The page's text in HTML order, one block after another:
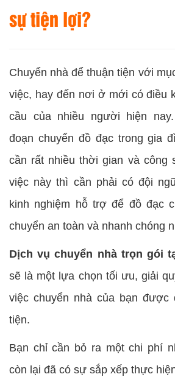
sự tiện lợi?
Chuyển nhà để thuận tiện với
việc, hay đến nơi ở mới có điều
cầu của nhiều người hiện
đoạn chuyển đồ đạc trong gia
cần rất nhiều thời gian và
việc này thì cần phải có đội
kinh nghiệm hỗ trợ để đồ đạc
chuyển an toàn và nhanh chóng
Dịch vụ chuyển nhà trọn gói
sẽ là một lựa chọn tối ưu, giải
việc chuyển nhà của bạn được
tiện.
Bạn chỉ cần bỏ ra một chi phí
còn lại đã có sự sắp xếp thực